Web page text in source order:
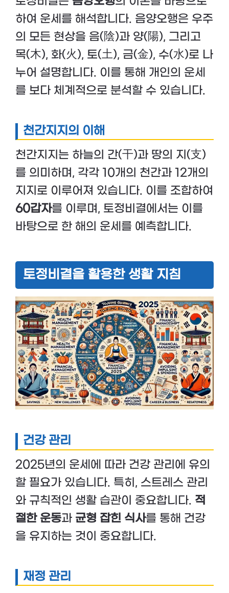
하여 운세를 해석합니다. 음양오행은 우주
의 모든 현상을 음(陰)과 양(陽), 그리고
목(木), 화(火), 토(土), 금(金), 수(水)로 나
누어 설명합니다. 이를 통해 개인의 운세
를 보다 체계적으로 분석할 수 있습니다.
천간지지의 이해
천간지지는 하늘의 간(干)과 땅의 지(支)
를 의미하며, 각각 10개의 천간과 12개의
지지로 이루어져 있습니다. 이를 조합하여
60갑자를 이루며, 토정비결에서는 이를
바탕으로 한 해의 운세를 예측합니다.
토정비결을 활용한 생활 지침
건강 관리
2025년의 운세에 따라 건강 관리에 유의
할 필요가 있습니다. 특히, 스트레스 관리
와 규칙적인 생활 습관이 중요합니다. 적
절한 운동과 균형 잡힌 식사를 통해 건강
을 유지하는 것이 중요합니다.
재정 관리